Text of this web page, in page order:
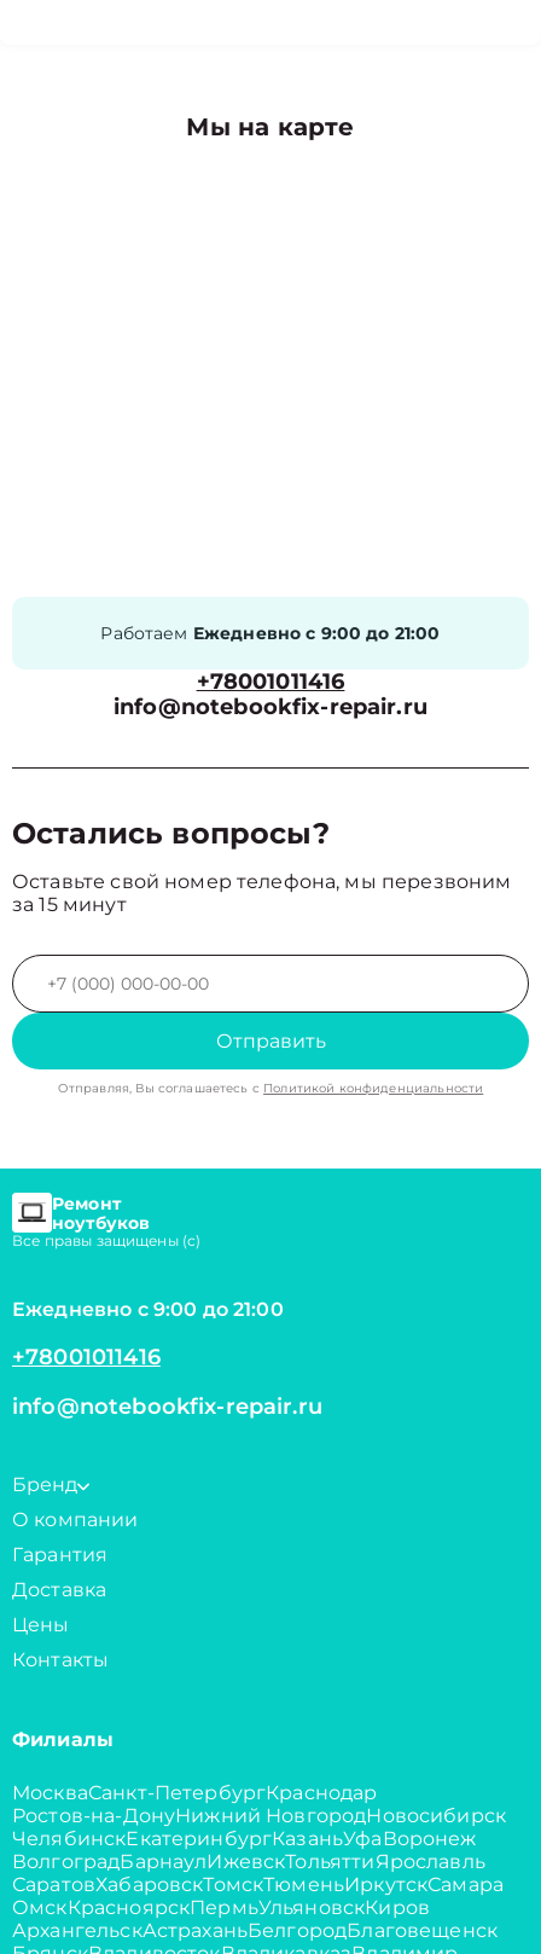
Мы на карте
Работаем Ежедневно с 9:00 до 21:00
+78001011416
info@notebookfix-repair.ru
Остались вопросы?
Оставьте свой номер телефона, мы перезвоним
за 15 минут
Отправить
Отправляя, Вы соглашаетесь с Политикой конфиденциальности
Ремонт
ноутбуков
Все правы защищены (с)
Ежедневно с 9:00 до 21:00
+78001011416
info@notebookfix-repair.ru
Бренд
О компании
Гарантия
Доставка
Цены
Контакты
Филиалы
МоскваСанкт-ПетербургКраснодар
Ростов-на-ДонуНижний НовгородНовосибирск
ЧелябинскЕкатеринбургКазаньУфаВоронеж
ВолгоградБарнаулИжевскТольяттиЯрославль
СаратовХабаровскТомскТюменьИркутскСамара
ОмскКрасноярскПермьУльяновскКиров
АрхангельскАстраханьБелгородБлаговещенск